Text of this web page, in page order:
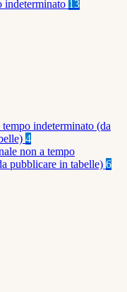
indeterminato 13
tempo indeterminato (da
4
non a tempo
pubblicare in tabelle) 6